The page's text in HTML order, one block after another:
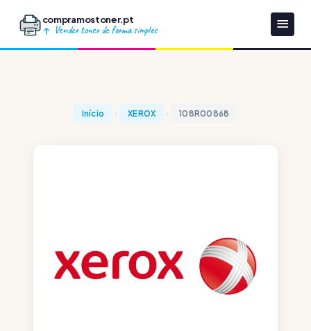
compramostoner.pt
Vender toner de forma simples
Início XEROX 108R00868